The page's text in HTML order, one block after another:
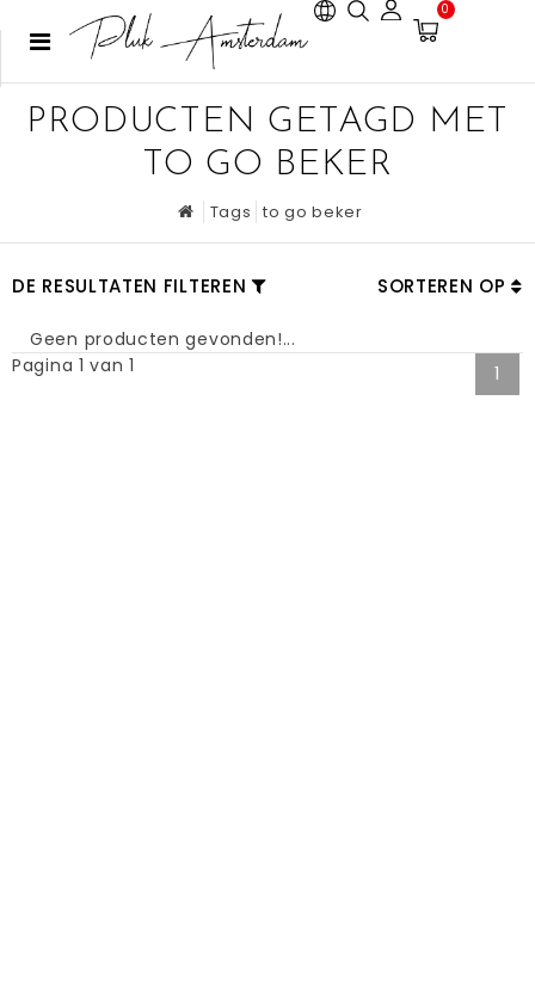
0
PRODUCTEN GETAGD MET
TO GO BEKER
Tags to go beker
DE RESULTATEN FILTEREN SORTEREN OP
Geen producten gevonden!...
Pagina 1 van 1
1